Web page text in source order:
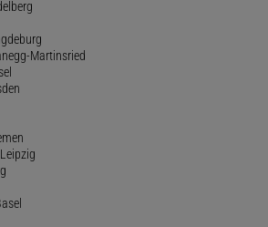
Martinsried